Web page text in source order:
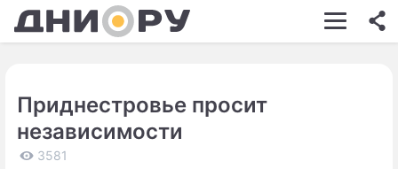
ШОУ-БИЗНЕС
КИНО
Приднестровье просит
независимости
3581